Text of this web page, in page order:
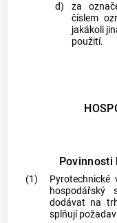
d)
za
číslem
jakákoli
použití.
Povinnosti
(1) Pyrotechnické
hospodářský
dodávat na
splňují